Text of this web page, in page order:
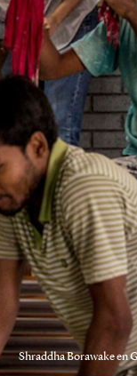
Shraddha Borawake en